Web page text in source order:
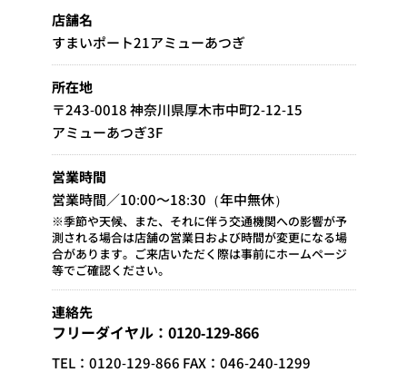
店舗名
すまいポート21アミューあつぎ
所在地
〒243-0018 神奈川県厚木市中町2-12-15
アミューあつぎ3F
営業時間
営業時間／10:00～18:30（年中無休）
※季節や天候、また、それに伴う交通機関への影響が予
測される場合は店舗の営業日および時間が変更になる場
合があります。ご来店いただく際は事前にホームページ
等でご確認ください。
連絡先
フリーダイヤル：0120-129-866
TEL：0120-129-866 FAX：046-240-1299